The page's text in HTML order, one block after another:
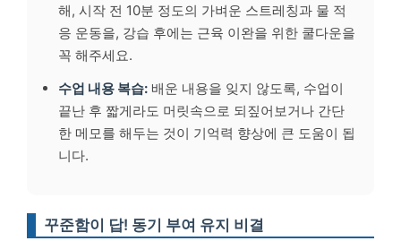
해, 시작 전 10분 정도의 가벼운 스트레칭과 물 적
응 운동을, 강습 후에는 근육 이완을 위한 쿨다운을
꼭 해주세요.
수업 내용 복습: 배운 내용을 잊지 않도록, 수업이
끝난 후 짧게라도 머릿속으로 되짚어보거나 간단
한 메모를 해두는 것이 기억력 향상에 큰 도움이 됩
니다.
꾸준함이 답! 동기 부여 유지 비결